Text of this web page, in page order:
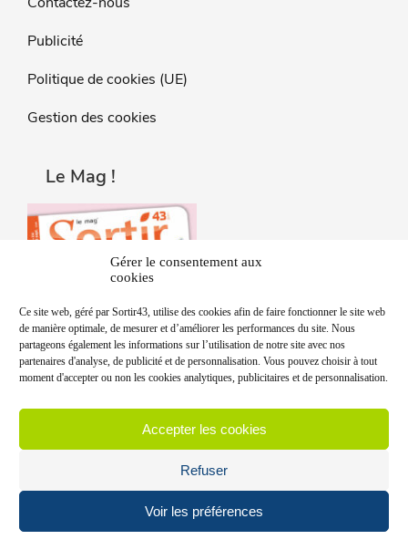
Gérer le consentement aux
cookies
Ce site web, géré par Sortir43, utilise des cookies afin de faire fonctionner le site web
de manière optimale, de mesurer et d’améliorer les performances du site. Nous
partageons également les informations sur l’utilisation de notre site avec nos
partenaires d'analyse, de publicité et de personnalisation. Vous pouvez choisir à tout
moment d'accepter ou non les cookies analytiques, publicitaires et de personnalisation.
Accepter les cookies
Refuser
Voir les préférences
Publicité
Politique de cookies (UE)
Gestion des cookies
Le Mag !